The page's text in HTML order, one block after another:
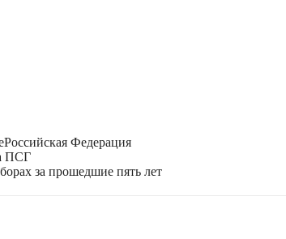
Российская Федерация
ПСГ
за прошедшие пять лет